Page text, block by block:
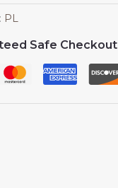
PL
Safe Checkout